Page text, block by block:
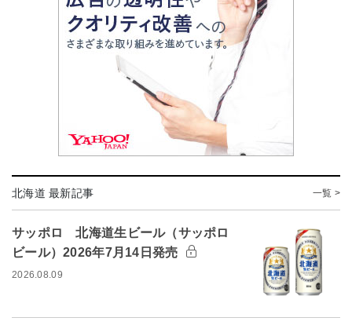
北海道 最新記事 一覧 >
サッポロ 北海道生ビール（サッポロ
ビール）2026年7月14日発売
2026.08.09